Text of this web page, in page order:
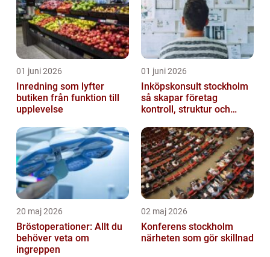
01 juni 2026
Inredning som lyfter
butiken från funktion till
upplevelse
01 juni 2026
Inköpskonsult stockholm
så skapar företag
kontroll, struktur och
20 maj 2026
Bröstoperationer: Allt du
behöver veta om
ingreppen
02 maj 2026
Konferens stockholm
närheten som gör skillnad